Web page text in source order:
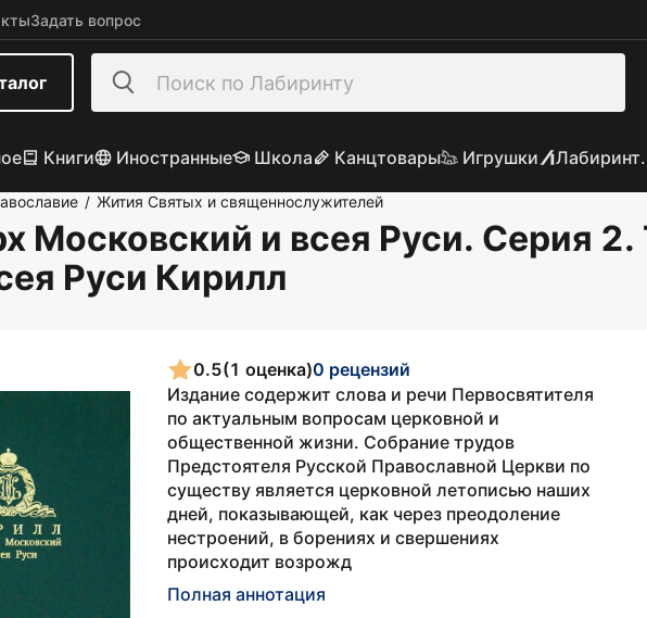
Задать вопрос
Книги Иностранные Школа Канцтовары Игрушки
/ Жития Святых и священнослужителей
Московский и всея Руси. Серия
Руси Кирилл
0.5(1 оценка)0 рецензий
Издание содержит слова и речи Первосвятителя
по актуальным вопросам церковной и
общественной жизни. Собрание трудов
Предстоятеля Русской Православной Церкви по
существу является церковной летописью наших
дней, показывающей, как через преодоление
нестроений, в борениях и свершениях
происходит возрожд
Полная аннотация